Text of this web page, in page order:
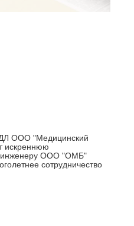
ООО "Медицинский
искреннюю
инженеру ООО "ОМБ"
сотрудничество